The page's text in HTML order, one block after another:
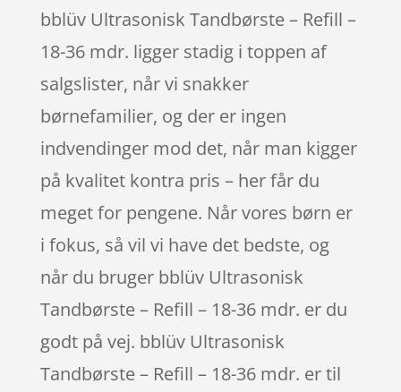
bblüv Ultrasonisk Tandbørste – Refill –
18-36 mdr. ligger stadig i toppen af
salgslister, når vi snakker
børnefamilier, og der er ingen
indvendinger mod det, når man kigger
på kvalitet kontra pris – her får du
meget for pengene. Når vores børn er
i fokus, så vil vi have det bedste, og
når du bruger bblüv Ultrasonisk
Tandbørste – Refill – 18-36 mdr. er du
godt på vej. bblüv Ultrasonisk
Tandbørste – Refill – 18-36 mdr. er til